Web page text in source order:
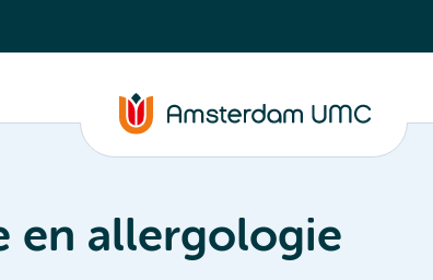
en allergologie